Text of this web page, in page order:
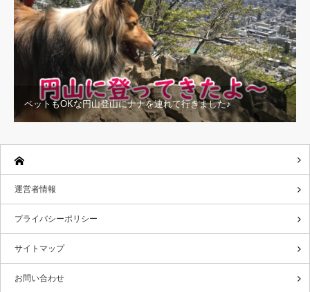
ペットもOKな円山登山にナナを連れて行きました♪
運営者情報
プライバシーポリシー
サイトマップ
お問い合わせ